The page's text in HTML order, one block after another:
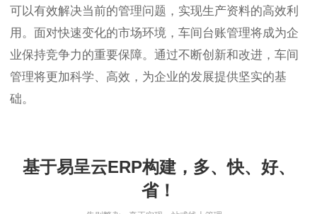
可以有效解决当前的管理问题，实现生产资料的高效利
用。面对快速变化的市场环境，车间台账管理将成为企
业保持竞争力的重要保障。通过不断创新和改进，车间
管理将更加科学、高效，为企业的发展提供坚实的基
础。
基于易呈云ERP构建，多、快、好、
省！